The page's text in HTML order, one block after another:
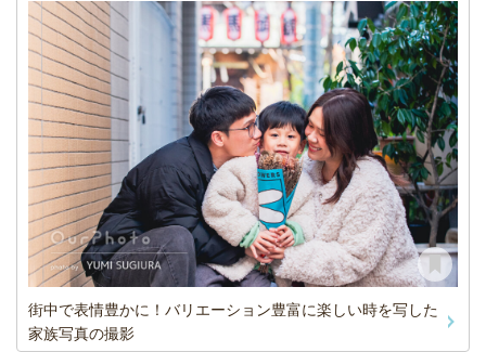
街中で表情豊かに！バリエーション豊富に楽しい時を写した
家族写真の撮影